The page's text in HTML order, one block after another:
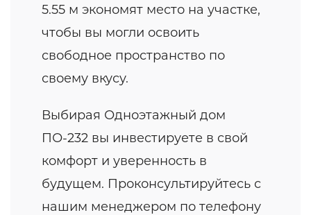
5.55 м экономят место на участке,
чтобы вы могли освоить
свободное пространство по
своему вкусу.
Выбирая Одноэтажный дом
ПО-232 вы инвестируете в свой
комфорт и уверенность в
будущем. Проконсультируйтесь с
нашим менеджером по телефону